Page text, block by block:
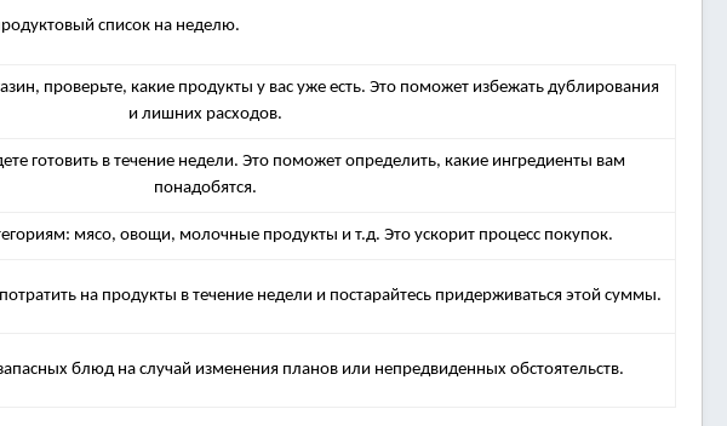
список на неделю.
проверьте, какие продукты у вас уже есть. Это поможет избежать дублирования
и лишних расходов.
готовить в течение недели. Это поможет определить, какие ингредиенты вам
понадобятся.
мясо, овощи, молочные продукты и т.д. Это ускорит процесс покупок.
на продукты в течение недели и постарайтесь придерживаться этой суммы.
блюд на случай изменения планов или непредвиденных обстоятельств.